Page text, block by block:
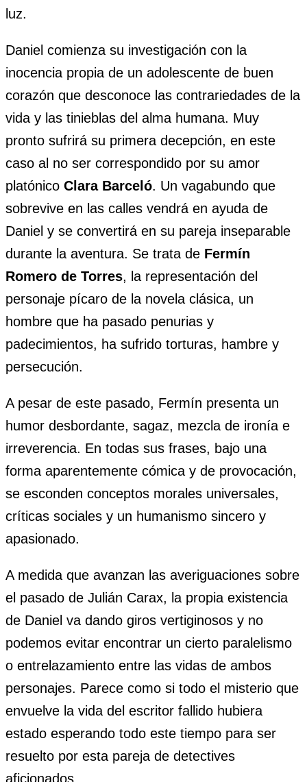
luz.
Daniel comienza su investigación con la
inocencia propia de un adolescente de buen
corazón que desconoce las contrariedades de la
vida y las tinieblas del alma humana. Muy
pronto sufrirá su primera decepción, en este
caso al no ser correspondido por su amor
platónico Clara Barceló. Un vagabundo que
sobrevive en las calles vendrá en ayuda de
Daniel y se convertirá en su pareja inseparable
durante la aventura. Se trata de Fermín
Romero de Torres, la representación del
personaje pícaro de la novela clásica, un
hombre que ha pasado penurias y
padecimientos, ha sufrido torturas, hambre y
persecución.
A pesar de este pasado, Fermín presenta un
humor desbordante, sagaz, mezcla de ironía e
irreverencia. En todas sus frases, bajo una
forma aparentemente cómica y de provocación,
se esconden conceptos morales universales,
críticas sociales y un humanismo sincero y
apasionado.
A medida que avanzan las averiguaciones sobre
el pasado de Julián Carax, la propia existencia
de Daniel va dando giros vertiginosos y no
podemos evitar encontrar un cierto paralelismo
o entrelazamiento entre las vidas de ambos
personajes. Parece como si todo el misterio que
envuelve la vida del escritor fallido hubiera
estado esperando todo este tiempo para ser
resuelto por esta pareja de detectives
aficionados.